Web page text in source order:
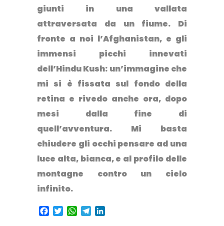
giunti in una vallata
attraversata da un fiume. Di
fronte a noi l’Afghanistan, e gli
immensi picchi innevati
dell’Hindu Kush: un’immagine che
mi si è fissata sul fondo della
retina e rivedo anche ora, dopo
mesi dalla fine di
quell’avventura. Mi basta
chiudere gli occhi pensare ad una
luce alta, bianca, e al profilo delle
montagne contro un cielo
infinito.
Facebook
TwitterWhatsApp
Telegram